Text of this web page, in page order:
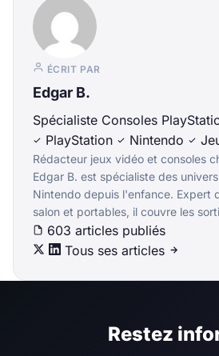
ÉCRIT PAR
Edgar B.
Spécialiste Consoles
PlayStation
Nintendo
Rédacteur jeux vidéo et consoles
Edgar B. est spécialiste des
Nintendo depuis l'enfance. Expert
salon et portables, il couvre les
603 articles publiés
Tous ses articles
Restez